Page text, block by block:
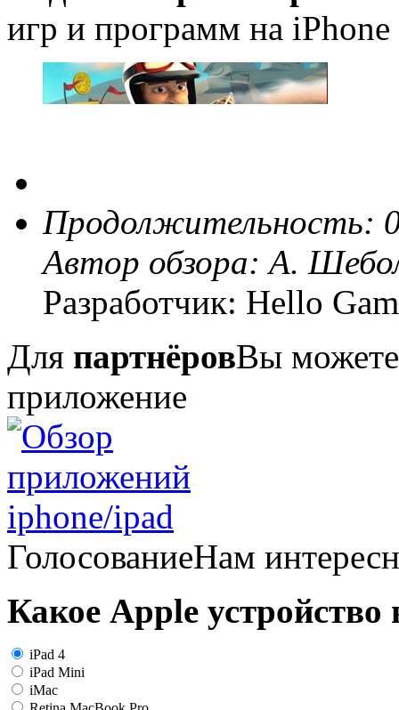
игр и программ на
Продолжительность:
Автор обзора:А.
Разработчик: Hello
Для партнёровВы можете
приложение
ГолосованиеНам
Какое Apple устройство
iPad 4
iPad Mini
iMac